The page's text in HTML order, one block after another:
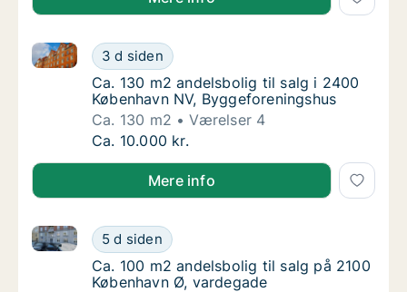
Ca. 130 m2 andelsbolig til salg i 2400
3 d siden
Ca. 130 m2 andelsbolig til salg i 2400 København
Ca. 130 m2 andelsbolig til salg i 2400
Ca. 130 m2 andelsbolig til salg i 2400
København NV, Byggeforeningshus
Ca. 130 m2
Værelser 4
Ca. 130 m2 andelsbolig til salg i 2400
Ca. 10.000 kr.
Mere info
Ca. 100 m2 andelsbolig til salg på 2100
5 d siden
Ca. 100 m2 andelsbolig til salg på 2100 København
Ca. 100 m2 andelsbolig til salg på 2100
Ca. 100 m2 andelsbolig til salg på 2100
København Ø, vardegade